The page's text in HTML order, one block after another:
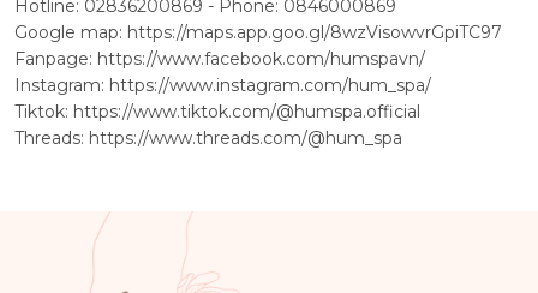
Hotline: 02836200869 - Phone: 0846000869
Google map: https://maps.app.goo.gl/8wzVisowvrGpiTC97
Fanpage: https://www.facebook.com/humspavn/
Instagram: https://www.instagram.com/hum_spa/
Tiktok: https://www.tiktok.com/@humspa.official
Threads: https://www.threads.com/@hum_spa